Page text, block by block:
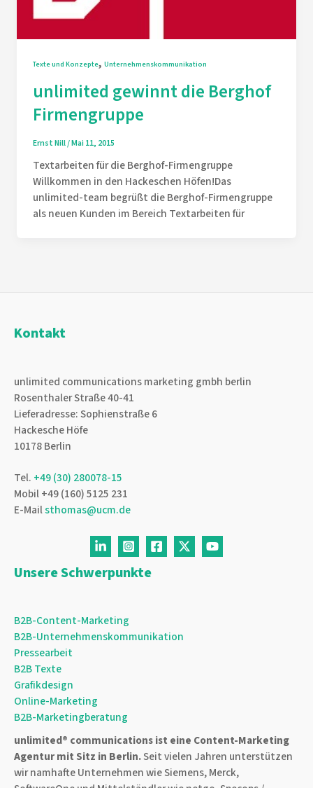
Texte und Konzepte,Unternehmenskommunikation
unlimited gewinnt die Berghof
Firmengruppe
Ernst Nill/Mai 11, 2015
Textarbeiten für die Berghof-Firmengruppe
Willkommen in den Hackeschen Höfen!Das
unlimited-team begrüßt die Berghof-Firmengruppe
als neuen Kunden im Bereich Textarbeiten für
Kontakt
unlimited communications marketing gmbh berlin
Rosenthaler Straße 40-41
Lieferadresse: Sophienstraße 6
Hackesche Höfe
10178 Berlin
Tel. +49 (30) 280078-15
Mobil +49 (160) 5125 231
E-Mailsthomas@ucm.de
Unsere Schwerpunkte
B2B-Content-Marketing
B2B-Unternehmenskommunikation
Pressearbeit
B2B Texte
Grafikdesign
Online-Marketing
B2B-Marketingberatung
unlimited® communications ist eine Content-Marketing
Agenturmit Sitz in Berlin.Seit vielen Jahren unterstützen
wir namhafte Unternehmen wie Siemens, Merck,